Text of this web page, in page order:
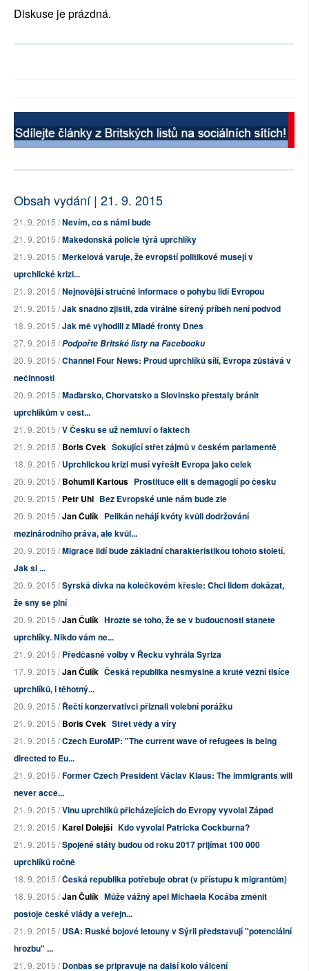
Diskuse je prázdná.
Obsah vydání | 21. 9. 2015
21. 9. 2015 /Nevím, co s námi bude
21. 9. 2015 /Makedonská policie týrá uprchlíky
21. 9. 2015 /Merkelová varuje, že evropští politikové musejí v
uprchlické krizi...
21. 9. 2015 /Nejnovější stručné informace o pohybu lidí Evropou
21. 9. 2015 /Jak snadno zjistit, zda virálně šířený příběh není podvod
18. 9. 2015 /Jak mě vyhodili z Mladé fronty Dnes
27. 9. 2015 /Podpořte Britské listy na Facebooku
20. 9. 2015 /Channel Four News: Proud uprchlíků sílí, Evropa zůstává v
nečinnosti
20. 9. 2015 /Maďarsko, Chorvatsko a Slovinsko přestaly bránit
uprchlíkům v cest...
21. 9. 2015 /V Česku se už nemluví o faktech
21. 9. 2015 /Boris Cvek Šokující střet zájmů v českém parlamentě
18. 9. 2015 /Uprchlickou krizi musí vyřešit Evropa jako celek
20. 9. 2015 /Bohumil Kartous Prostituce elit s demagogií po česku
20. 9. 2015 /Petr Uhl Bez Evropské unie nám bude zle
20. 9. 2015 /Jan Čulík Pelikán nehájí kvóty kvůli dodržování
mezinárodního práva, ale kvůl...
20. 9. 2015 /Migrace lidí bude základní charakteristikou tohoto století.
Jak si ...
20. 9. 2015 /Syrská dívka na kolečkovém křesle: Chci lidem dokázat,
že sny se plní
20. 9. 2015 /Jan Čulík Hrozte se toho, že se v budoucnosti stanete
uprchlíky. Nikdo vám ne...
21. 9. 2015 /Předčasné volby v Řecku vyhrála Syriza
17. 9. 2015 /Jan Čulík Česká republika nesmyslně a krutě vězní tisíce
uprchlíků, i těhotný...
20. 9. 2015 /Řečtí konzervativci přiznali volební porážku
21. 9. 2015 /Boris Cvek Střet vědy a víry
21. 9. 2015 /Czech EuroMP: "The current wave of refugees is being
directed to Eu...
21. 9. 2015 /Former Czech President Václav Klaus: The immigrants will
never acce...
21. 9. 2015 /Vlnu uprchlíků přicházejících do Evropy vyvolal Západ
21. 9. 2015 /Karel Dolejší Kdo vyvolal Patricka Cockburna?
21. 9. 2015 /Spojené státy budou od roku 2017 přijímat 100 000
uprchlíků ročně
18. 9. 2015 /Česká republika potřebuje obrat (v přístupu k migrantům)
18. 9. 2015 /Jan Čulík Může vážný apel Michaela Kocába změnit
postoje české vlády a veřejn...
21. 9. 2015 /USA: Ruské bojové letouny v Sýrii představují "potenciální
hrozbu" ...
21. 9. 2015 /Donbas se připravuje na další kolo válčení